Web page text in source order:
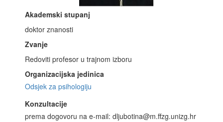
Akademski stupanj
doktor znanosti
Zvanje
Redoviti profesor u trajnom izboru
Organizacijska jedinica
Odsjek za psihologiju
Konzultacije
prema dogovoru na e-mail: dljubotina@m.ffzg.unizg.hr